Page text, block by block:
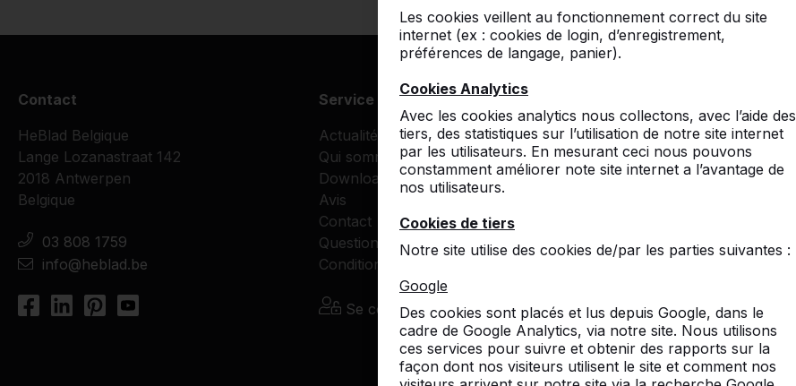
Les cookies veillent au fonctionnement correct du site
internet (ex : cookies de login, d’enregistrement,
préférences de langage, panier).
Cookies Analytics
Avec les cookies analytics nous collectons, avec l’aide des
tiers, des statistiques sur l’utilisation de notre site internet
par les utilisateurs. En mesurant ceci nous pouvons
constamment améliorer note site internet a l’avantage de
nos utilisateurs.
Cookies de tiers
Notre site utilise des cookies de/par les parties suivantes :
Google
Des cookies sont placés et lus depuis Google, dans le
cadre de Google Analytics, via notre site. Nous utilisons
ces services pour suivre et obtenir des rapports sur la
façon dont nos visiteurs utilisent le site et comment nos
Contact
HeBlad Belgique
Lange Lozanastraat 142
2018 Antwerpen
Belgique
03 808 1759
info@heblad.be
Service clientèle
Actualités
Qui sommes-nous
Downloads
Avis
Contact
Questions fréquentes
Conditions de livraison
Se connecter
Tables de ping-pong
Footvolley
Babyfoot
Bancs